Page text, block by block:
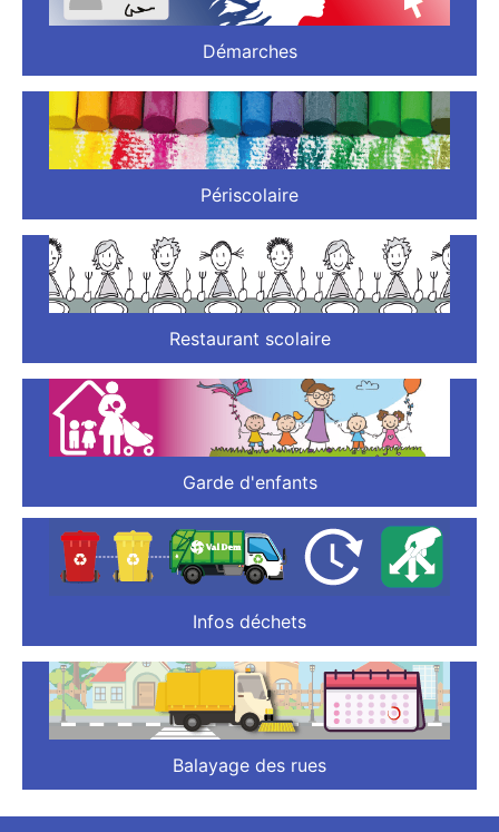
Démarches
Périscolaire
Restaurant scolaire
Garde d'enfants
Infos déchets
Balayage des rues